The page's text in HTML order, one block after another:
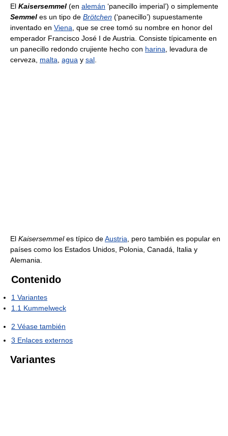
El Kaisersemmel (en alemán ‘panecillo imperial’) o simplemente
Semmel es un tipo de Brötchen (‘panecillo’) supuestamente
inventado en Viena , que se cree tomó su nombre en honor del
emperador Francisco José I de Austria. Consiste típicamente en
un panecillo redondo crujiente hecho con harina , levadura de
cerveza, malta agua y sal
El Kaisersemmeles típico deAustria , pero también es popular en
países como los Estados Unidos, Polonia, Canadá, Italia y
Alemania.
Contenido
1 Variantes
1.1 Kummelweck
2 Véase también
3 Enlaces externos
Variantes